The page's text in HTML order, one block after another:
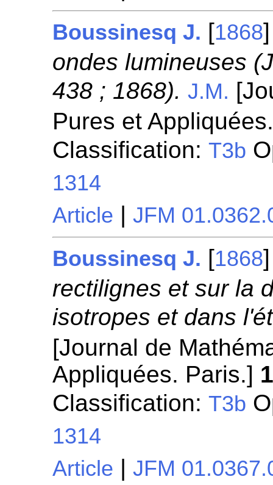
Boussinesq J. [1868
ondes lumineuses
438 ; 1868). J.M.
Pures et
Classification:T3b
1314
Article |JFM
Boussinesq J. [1868
rectilignes et sur la
isotropes et dans
[Journal de
Appliquées. Paris.]
Classification:T3b
1314
Article |JFM